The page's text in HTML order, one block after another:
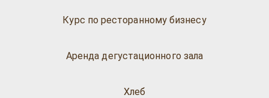
Курс по ресторанному бизнесу
Аренда дегустационного зала
Хлеб